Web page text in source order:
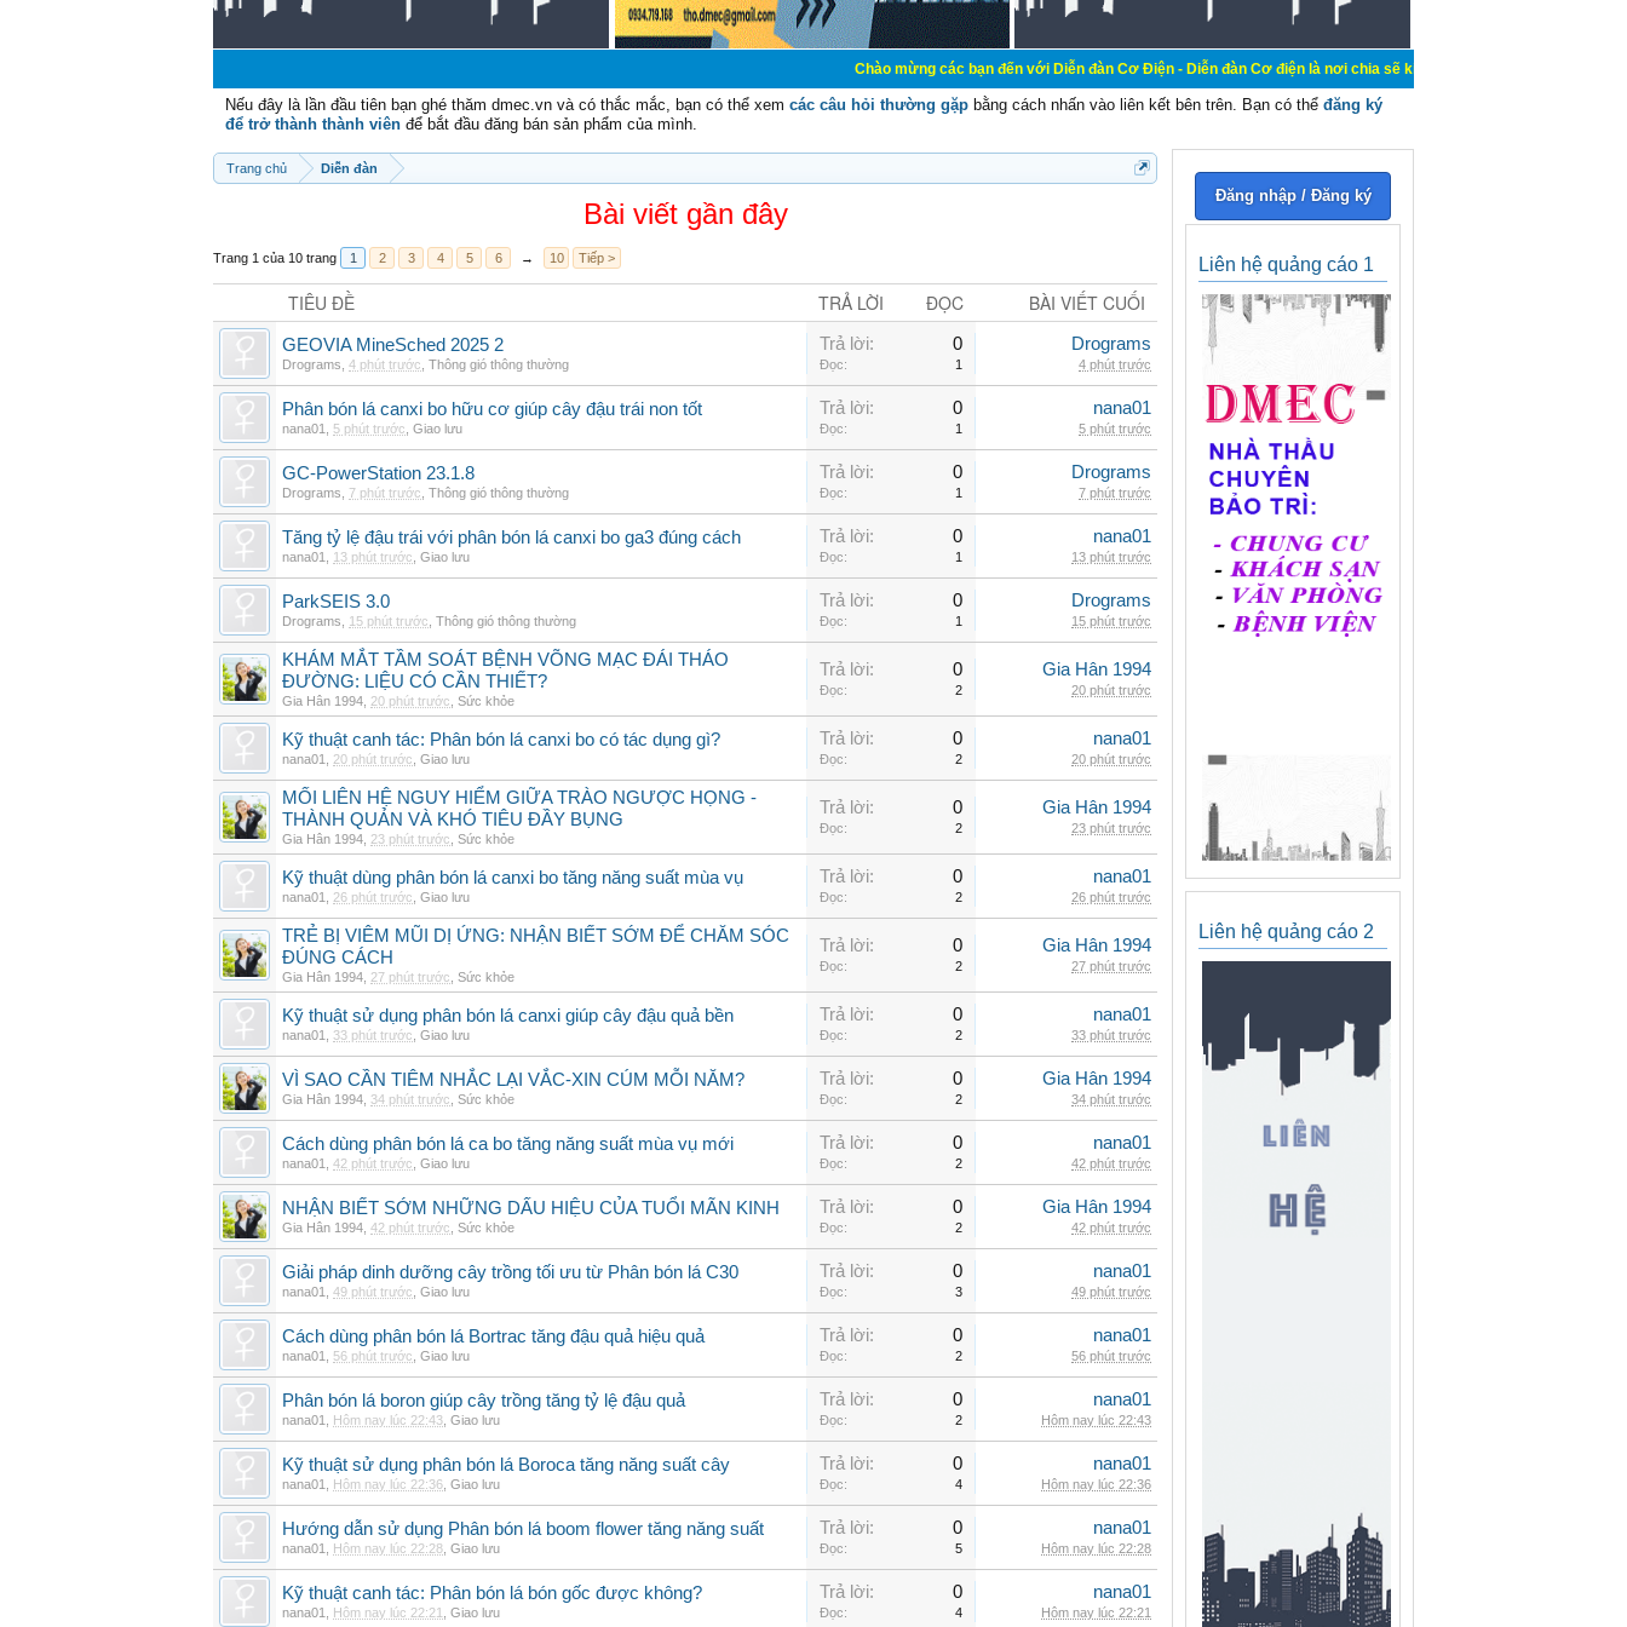
Chào mừng các bạn đến với Diễn đàn Cơ Điện - Diễn đàn Cơ điện là nơi chia sẽ kiến thức kinh nghiệm trong lãnh vực cơ
Nếu đây là lần đầu tiên bạn ghé thăm dmec.vn và có thắc mắc, bạn có thể xem các câu hỏi thường gặp bằng cách nhấn vào liên kết bên trên. Bạn có thể đăng ký
để trở thành thành viên để bắt đầu đăng bán sản phẩm của mình.
Trang chủ Diễn đàn
Bài viết gần đây
Trang 1 của 10 trang 1 2 3 4 5 6 → 10 Tiếp >
TIÊU ĐỀ TRẢ LỜI ĐỌC BÀI VIẾT CUỐI
GEOVIA MineSched 2025 2
Drograms 4 phút trước Thông gió thông thường
Trả lời: 0
Đọc: 1
Drograms
4 phút trước
Phân bón lá canxi bo hữu cơ giúp cây đậu trái non tốt
nana01 5 phút trước Giao lưu
Trả lời: 0
Đọc: 1
nana01
5 phút trước
GC-PowerStation 23.1.8
Drograms 7 phút trước Thông gió thông thường
Trả lời: 0
Đọc: 1
Drograms
7 phút trước
Tăng tỷ lệ đậu trái với phân bón lá canxi bo ga3 đúng cách
nana01 13 phút trước Giao lưu
Trả lời: 0
Đọc: 1
nana01
13 phút trước
ParkSEIS 3.0
Drograms 15 phút trước Thông gió thông thường
Trả lời: 0
Đọc: 1
Drograms
15 phút trước
KHÁM MẮT TẦM SOÁT BỆNH VÕNG MẠC ĐÁI THÁO
ĐƯỜNG: LIỆU CÓ CẦN THIẾT?
Gia Hân 1994 20 phút trước Sức khỏe
Trả lời: 0
Đọc: 2
Gia Hân 1994
20 phút trước
Kỹ thuật canh tác: Phân bón lá canxi bo có tác dụng gì?
nana01 20 phút trước Giao lưu
Trả lời: 0
Đọc: 2
nana01
20 phút trước
MỐI LIÊN HỆ NGUY HIỂM GIỮA TRÀO NGƯỢC HỌNG -
THÀNH QUẢN VÀ KHÓ TIÊU ĐẦY BỤNG
Gia Hân 1994 23 phút trước Sức khỏe
Trả lời: 0
Đọc: 2
Gia Hân 1994
23 phút trước
Kỹ thuật dùng phân bón lá canxi bo tăng năng suất mùa vụ
nana01 26 phút trước Giao lưu
Trả lời: 0
Đọc: 2
nana01
26 phút trước
TRẺ BỊ VIÊM MŨI DỊ ỨNG: NHẬN BIẾT SỚM ĐỂ CHĂM SÓC
ĐÚNG CÁCH
Gia Hân 1994 27 phút trước Sức khỏe
Trả lời: 0
Đọc: 2
Gia Hân 1994
27 phút trước
Kỹ thuật sử dụng phân bón lá canxi giúp cây đậu quả bền
nana01 33 phút trước Giao lưu
Trả lời: 0
Đọc: 2
nana01
33 phút trước
VÌ SAO CẦN TIÊM NHẮC LẠI VẮC-XIN CÚM MỖI NĂM?
Gia Hân 1994 34 phút trước Sức khỏe
Trả lời: 0
Đọc: 2
Gia Hân 1994
34 phút trước
Cách dùng phân bón lá ca bo tăng năng suất mùa vụ mới
nana01 42 phút trước Giao lưu
Trả lời: 0
Đọc: 2
nana01
42 phút trước
NHẬN BIẾT SỚM NHỮNG DẤU HIỆU CỦA TUỔI MÃN KINH
Gia Hân 1994 42 phút trước Sức khỏe
Trả lời: 0
Đọc: 2
Gia Hân 1994
42 phút trước
Giải pháp dinh dưỡng cây trồng tối ưu từ Phân bón lá C30
nana01 49 phút trước Giao lưu
Trả lời: 0
Đọc: 3
nana01
49 phút trước
Cách dùng phân bón lá Bortrac tăng đậu quả hiệu quả
nana01 56 phút trước Giao lưu
Trả lời: 0
Đọc: 2
nana01
56 phút trước
Phân bón lá boron giúp cây trồng tăng tỷ lệ đậu quả
nana01 Hôm nay lúc 22:43 Giao lưu
Trả lời: 0
Đọc: 2
nana01
Hôm nay lúc 22:43
Kỹ thuật sử dụng phân bón lá Boroca tăng năng suất cây
nana01 Hôm nay lúc 22:36 Giao lưu
Trả lời: 0
Đọc: 4
nana01
Hôm nay lúc 22:36
Hướng dẫn sử dụng Phân bón lá boom flower tăng năng suất
nana01 Hôm nay lúc 22:28 Giao lưu
Trả lời: 0
Đọc: 5
nana01
Hôm nay lúc 22:28
Kỹ thuật canh tác: Phân bón lá bón gốc được không?
nana01 Hôm nay lúc 22:21 Giao lưu
Trả lời: 0
Đọc: 4
nana01
Hôm nay lúc 22:21
Đăng nhập / Đăng ký
Liên hệ quảng cáo 1
Liên hệ quảng cáo 2